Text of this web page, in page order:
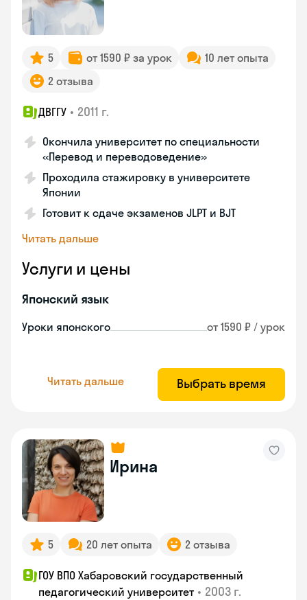
5 от 1590 ₽ за урок
10 лет опыта
2 отзыва
ДВГГУ • 2011 г.
Окончила университет по специальности
«Перевод и переводоведение»
Проходила стажировку в университете
Японии
Готовит к сдаче экзаменов JLPT и BJT
Читать дальше
Услуги и цены
Японский язык
Уроки японского от 1590 ₽ / урок
Читать дальше Выбрать время
Ирина
5 20 лет опыта 2 отзыва
ГОУ ВПО Хабаровский государственный
педагогический университет • 2003 г.